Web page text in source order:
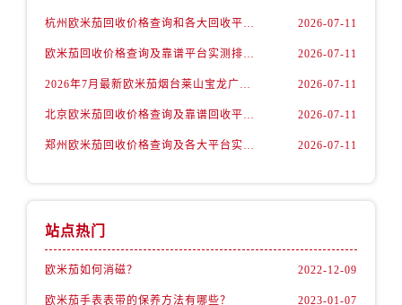
山西省忻州市忻府区和平东街与七一南路交叉口欧米茄售后服务中心（需提前预约）
杭州欧米茄回收价格查询和各大回收平台实测排行（2026年7月最新数据） 2026-07-11
欧米茄回收价格查询及靠谱平台实测排行(2026年7月最新) 2026-07-11
2026年7月最新欧米茄烟台莱山宝龙广场维修保养服务电话 2026-07-11
北京欧米茄回收价格查询及靠谱回收平台实测排行（2026年7月最新数据） 2026-07-11
郑州欧米茄回收价格查询及各大平台实测排行(2026年7月最新数据) 2026-07-11
站点热门
欧米茄如何消磁？ 2022-12-09
欧米茄手表表带的保养方法有哪些？ 2023-01-07